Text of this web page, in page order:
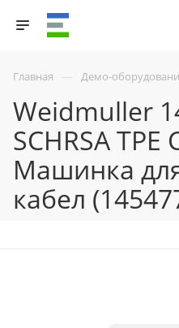
Главная — Демо-
Weidmuller
SCHRSA TPE
Машинка
кабел